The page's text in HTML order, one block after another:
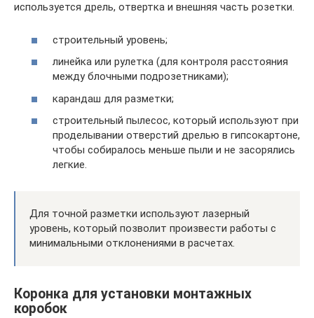
используется дрель, отвертка и внешняя часть розетки.
строительный уровень;
линейка или рулетка (для контроля расстояния
между блочными подрозетниками);
карандаш для разметки;
строительный пылесос, который используют при
проделывании отверстий дрелью в гипсокартоне,
чтобы собиралось меньше пыли и не засорялись
легкие.
Для точной разметки используют лазерный
уровень, который позволит произвести работы с
минимальными отклонениями в расчетах.
Коронка для установки монтажных
коробок